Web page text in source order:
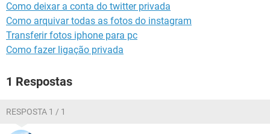
Como deixar a conta do twitter privada
Como arquivar todas as fotos do instagram
Transferir fotos iphone para pc
Como fazer ligação privada
1 Respostas
RESPOSTA 1 / 1